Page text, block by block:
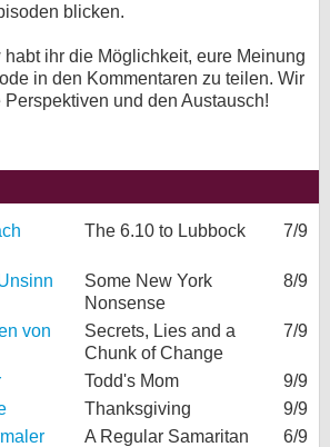
blicken.
ihr die Möglichkeit, eure Meinung
in den Kommentaren zu teilen. Wir
und den Austausch!
The 6.10 to Lubbock 7/9
Some New York
Nonsense
8/9
von
Secrets, Lies and a
Chunk of Change
7/9
Todd's Mom
9/9
Thanksgiving
9/9
A Regular Samaritan 6/9
bei Facebook
Kontakt
Cookie-Einstellungen
Impressum
myFanbase